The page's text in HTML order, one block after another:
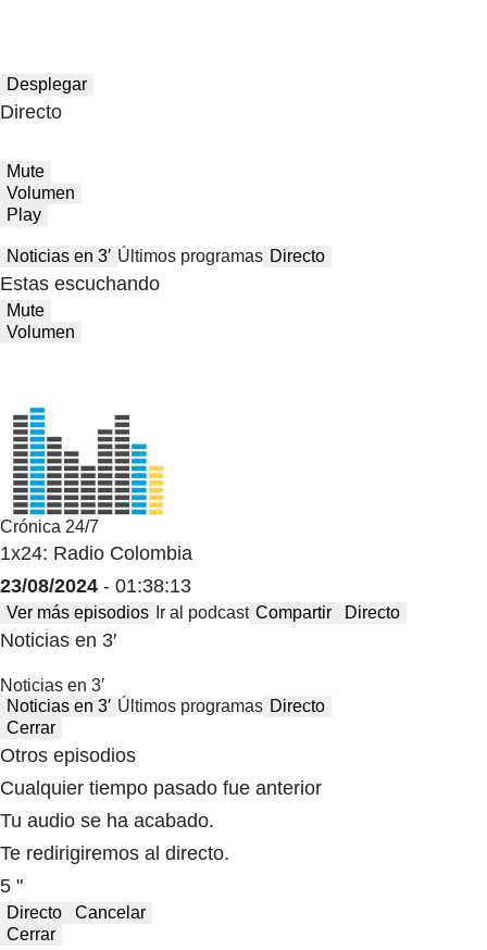
Desplegar
Directo
Mute
Volumen
Play
Noticias en 3′ Últimos programas Directo
Estas escuchando
Mute
Volumen
Crónica 24/7
1x24: Radio Colombia
23/08/2024 - 01:38:13
Ver más episodios Ir al podcast Compartir Directo
Noticias en 3′
Noticias en 3′
Noticias en 3′ Últimos programas Directo
Cerrar
Otros episodios
Cualquier tiempo pasado fue anterior
Tu audio se ha acabado.
Te redirigiremos al directo.
5 "
Directo
Cancelar
Cerrar